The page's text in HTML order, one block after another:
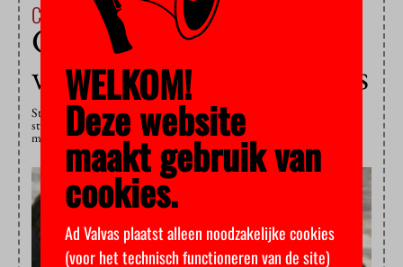
Campus & Cultuur24 juni 2016
Geen collegegeld meer
voor studentbestuurders
Straks mogen universiteiten en hogescholen het collegegeld van
studentbestuurders kwijtschelden. Sommige gaan dit inderdaad doen,
maar andere zien het niet zitten.
WELKOM!
Deze website
maakt gebruik van
cookies.
Ad Valvas plaatst alleen noodzakelijke cookies
(voor het technisch functioneren van de site)